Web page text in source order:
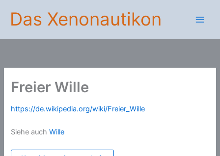
Inhalt
springen
Das Xenonautikon
Freier Wille
https://de.wikipedia.org/wiki/Freier_Wille
Siehe auchWille